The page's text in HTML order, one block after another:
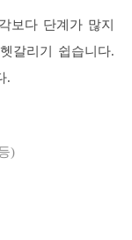
보다 단계가 많지
갈리기 쉽습니다.
.
)